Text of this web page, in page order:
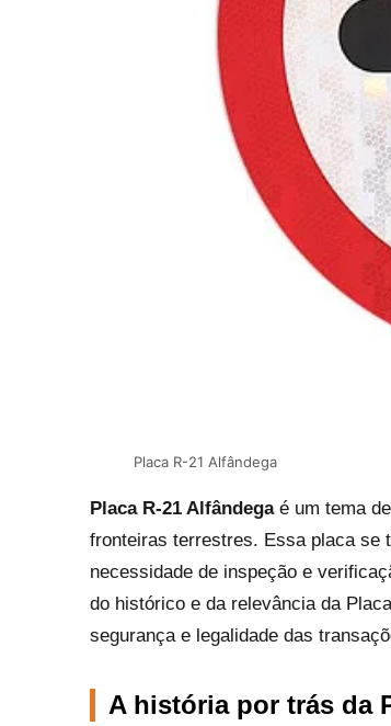
Placa R-21 Alfândega
Placa R-21 Alfândegaé um tema
fronteiras terrestres. Essa placa se
necessidade de inspeção e
do histórico e da relevância da
segurança e legalidade das
A história por trás da